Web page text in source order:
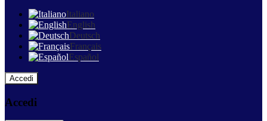
Italiano
English
Deutsch
Français
Español
Accedi
Accedi